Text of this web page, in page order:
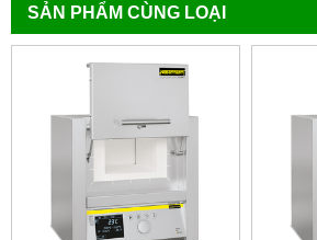
SẢN PHẨM CÙNG LOẠI